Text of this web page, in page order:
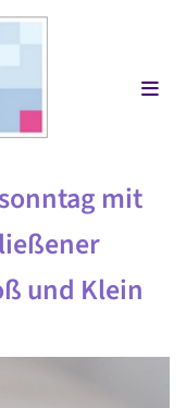
mit
und Klein